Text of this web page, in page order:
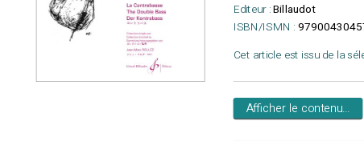
Editeur :Billaudot
ISBN/ISMN :
Cet article est issu de la
Afficher le contenu...